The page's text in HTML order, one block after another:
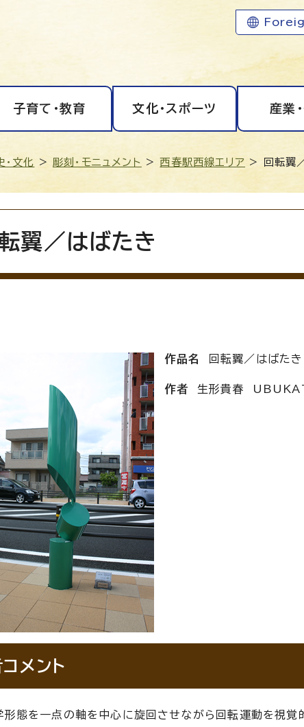
子育て・教育 文化・スポーツ 産業
・文化 >彫刻・モニュメント >西春駅西線エリア > 回転翼
翼／はばたき
作品名 回転翼／はばたき
作者 生形貴春
メント
形態を一点の軸を中心に旋回させながら回転運動を視覚